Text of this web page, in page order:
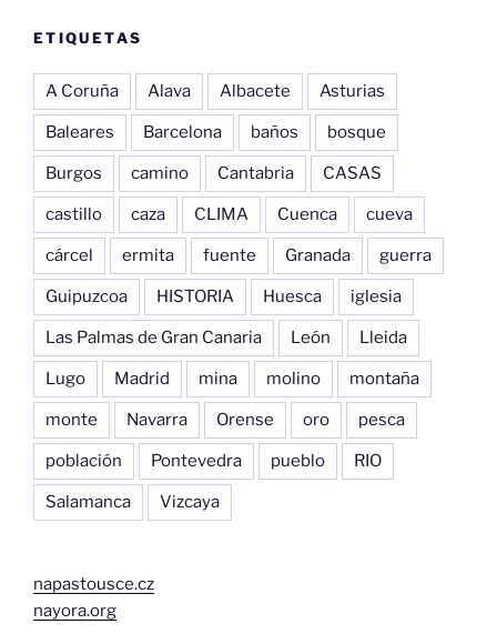
ETIQUETAS
A Coruña Alava Albacete Asturias
Baleares Barcelona baños bosque
Burgos camino Cantabria CASAS
castillo caza CLIMA Cuenca cueva
cárcel ermita fuente Granada guerra
Guipuzcoa HISTORIA Huesca iglesia
Las Palmas de Gran Canaria León Lleida
Lugo Madrid mina molino montaña
monte Navarra Orense oro pesca
población Pontevedra pueblo RIO
Salamanca Vizcaya
napastousce.cz
nayora.org